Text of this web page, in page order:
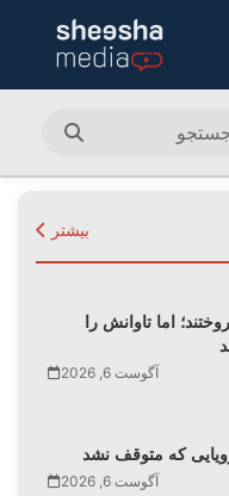
بیشتر
اما تاوانش را
آگوست 6, 2026
که متوقف نشد
آگوست 6, 2026